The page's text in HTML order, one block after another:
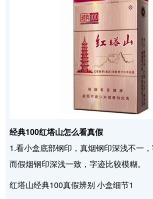
经典100红塔山怎么看真假
1.看小盒底部钢印，真烟钢印深浅不一，
而假烟钢印深浅一致，字迹比较模糊。
红塔山经典100真假辨别 小盒细节1